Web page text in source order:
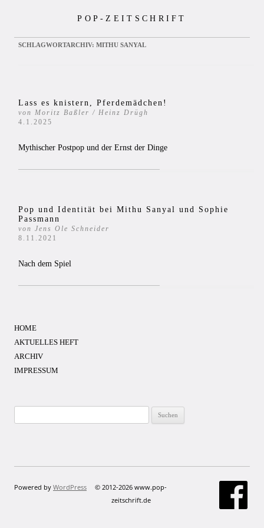
POP-ZEITSCHRIFT
SCHLAGWORTARCHIV: MITHU SANYAL
Lass es knistern, Pferdemädchen!
von Moritz Baßler / Heinz Drügh
4.1.2025
Mythischer Postpop und der Ernst der Dinge
Pop und Identität bei Mithu Sanyal und Sophie
Passmann
von Jens Ole Schneider
8.11.2021
Nach dem Spiel
HOME
AKTUELLES HEFT
ARCHIV
IMPRESSUM
nach:
Powered by WordPress
© 2012-2026 www.pop-
zeitschrift.de